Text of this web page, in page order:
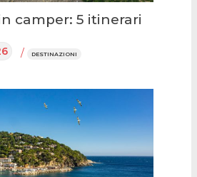
camper: 5 itinerari
/ DESTINAZIONI